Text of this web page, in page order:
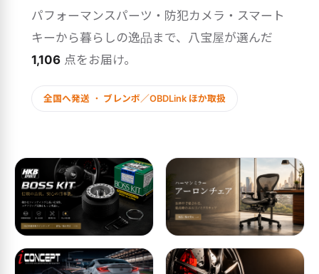
パフォーマンスパーツ・防犯カメラ・スマート
キーから暮らしの逸品まで、八宝屋が選んだ
1,106 点をお届け。
全国へ発送 ・ ブレンボ／OBDLink ほか取扱